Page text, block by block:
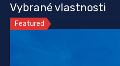
Vybrané vlastnosti
Featured